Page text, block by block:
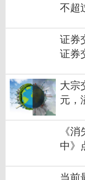
不超
证券
证券
大宗
元，
《
中》